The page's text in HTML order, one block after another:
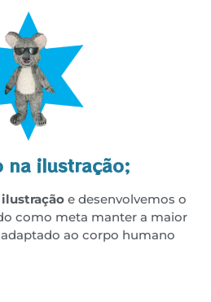
na ilustração;
ilustração e desenvolvemos o
como meta manter a maior
ao corpo humano